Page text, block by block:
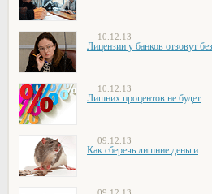
10.12.13
Лицензии у банков отзовут
10.12.13
Лишних процентов не будет
09.12.13
Как сберечь лишние деньги